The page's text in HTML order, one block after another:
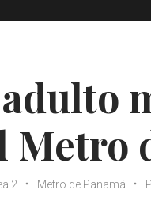
Metro
2 Metro de Panamá